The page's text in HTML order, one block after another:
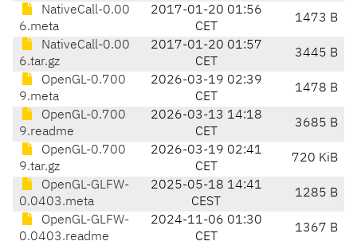
NativeCall-0.00
6.meta
2017-01-20 01:56
CET
1473 B
NativeCall-0.00
6.tar.gz
2017-01-20 01:57
CET
3445 B
OpenGL-0.700
9.meta
2026-03-19 02:39
CET
1478 B
OpenGL-0.700
9.readme
2026-03-13 14:18
CET
3685 B
OpenGL-0.700
9.tar.gz
2026-03-19 02:41
CET
720 KiB
OpenGL-GLFW-
0.0403.meta
2025-05-18 14:41
CEST
1285 B
OpenGL-GLFW-
0.0403.readme
2024-11-06 01:30
CET
1367 B